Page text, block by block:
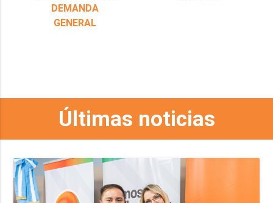
DEMANDA
GENERAL
Últimas noticias